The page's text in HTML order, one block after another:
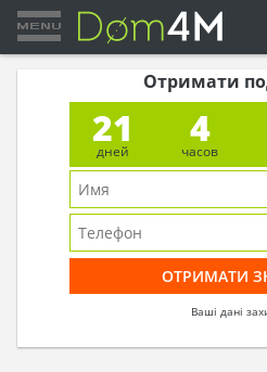
Отримати
21
дней
4
часов
Ваші дані